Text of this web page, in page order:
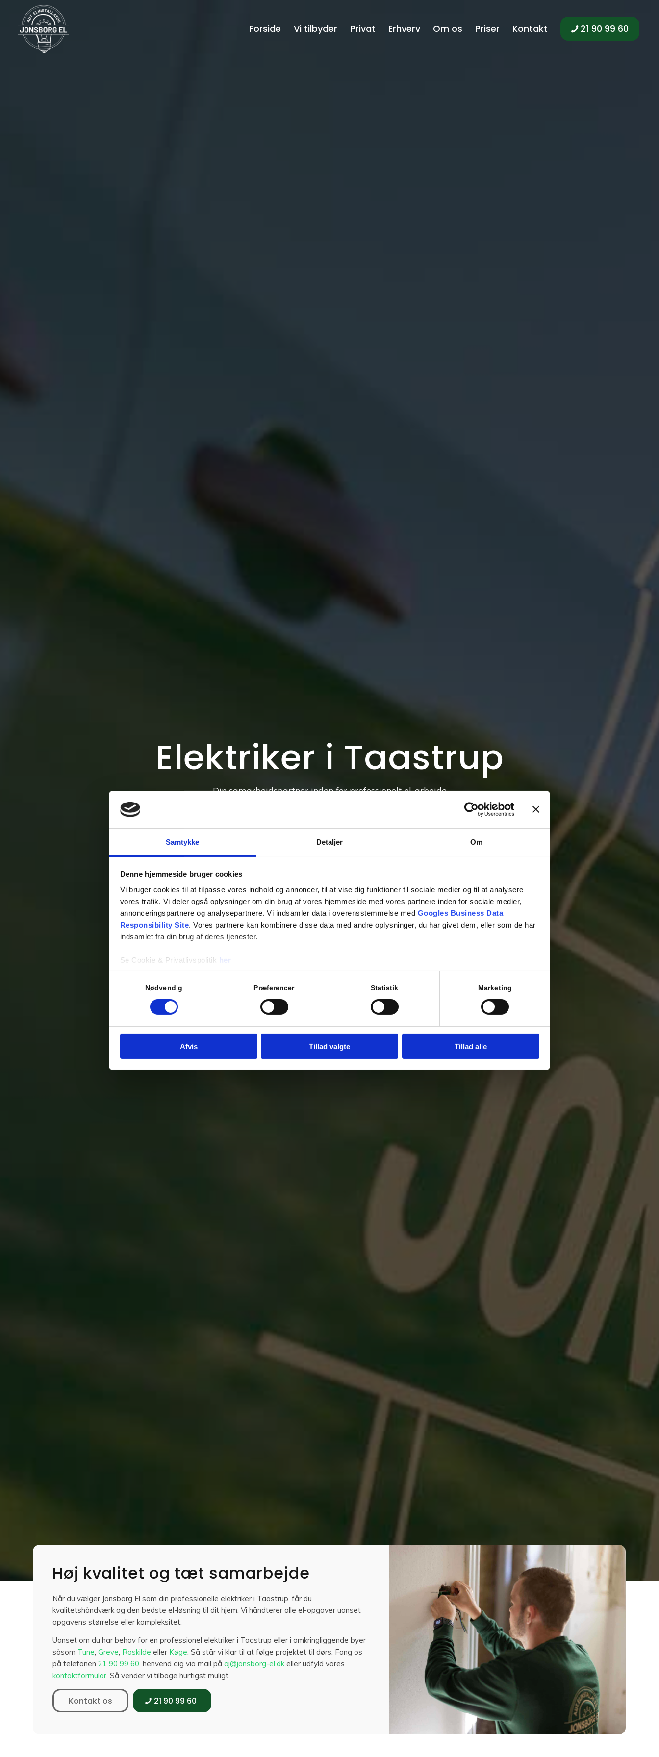
Samtykke Detaljer Om
Denne hjemmeside bruger cookies
Vi bruger cookies til at tilpasse vores indhold og annoncer, til at vise dig funktioner til sociale medier og til at analysere
vores trafik. Vi deler også oplysninger om din brug af vores hjemmeside med vores partnere inden for sociale medier,
annonceringspartnere og analysepartnere. Vi indsamler data i overensstemmelse med Googles Business Data
Responsibility Site. Vores partnere kan kombinere disse data med andre oplysninger, du har givet dem, eller som de har
indsamlet fra din brug af deres tjenester.
Se Cookie & Privatlivspolitik her
Nødvendig Præferencer Statistik Marketing
Afvis Tillad valgte Tillad alle
Forside Vi tilbyder Privat Erhverv Om os Priser Kontakt 21 90 99 60
Elektriker i Taastrup
Din samarbejdspartner inden for professionelt el-arbejde
Høj kvalitet og tæt samarbejde
Når du vælger Jonsborg El som din professionelle elektriker i Taastrup, får du
kvalitetshåndværk og den bedste el-løsning til dit hjem. Vi håndterer alle el-opgaver uanset
opgavens størrelse eller kompleksitet.
Uanset om du har behov for en professionel elektriker i Taastrup eller i omkringliggende byer
såsom Tune ,Greve Roskilde eller Køge . Så står vi klar til at følge projektet til dørs. Fang os
på telefonen21 90 99 60 , henvend dig via mail påaj@jonsborg-el.dk eller udfyld vores
kontaktformular . Så vender vi tilbage hurtigst muligt.
Kontakt os 21 90 99 60